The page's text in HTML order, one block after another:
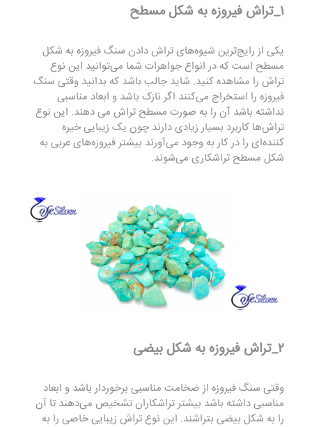
۱_تراش فیروزه به شکل مسطح
یکی از رایج‌ترین شیوه‌های تراش دادن سنگ فیروزه به شکل
مسطح است که در انواع جواهرات شما می‌توانید این نوع
تراش را مشاهده کنید. شاید جالب باشد که بدانید وقتی سنگ
فیروزه را استخراج می‌کنند اگر نازک باشد و ابعاد مناسبی
نداشته باشد آن را به صورت مسطح تراش می دهند. این نوع
تراش‌ها کاربرد بسیار زیادی دارند چون یک زیبایی خیره
کننده‌ای را در کار به وجود می‌آورند بیشتر فیروزه‌های عربی به
شکل مسطح تراشکاری می‌شوند.
۲_تراش فیروزه به شکل بیضی
وقتی سنگ فیروزه از ضخامت مناسبی برخوردار باشد و ابعاد
مناسبی داشته باشد بیشتر تراشکاران تشخیص می‌دهند تا آن
را به شکل بیضی بتراشند. این نوع تراش زیبایی خاصی را به